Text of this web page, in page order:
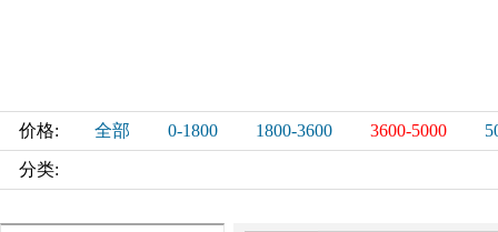
价格: 全部 0-1800 1800-3600 3600-5000
分类: